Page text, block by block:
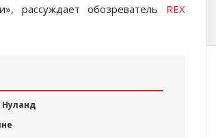
рассуждает обозреватель REX
Нуланд